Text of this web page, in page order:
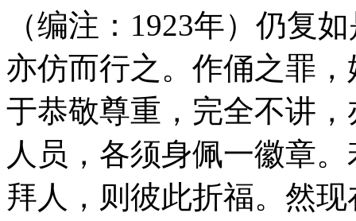
（编注：1923年）仍复
亦仿而行之。作俑之罪
于恭敬尊重，完全不讲
人员，各须身佩一徽章
拜人，则彼此折福。然